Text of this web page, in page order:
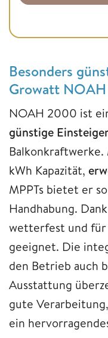
Besonders
Growatt
NOAH 2000 ist
günstige
Balkonkraftwerke.
kWh Kapazität,
MPPTs bietet er
Handhabung.
wetterfest und für
geeignet. Die
den Betrieb auch
Ausstattung
gute
ein